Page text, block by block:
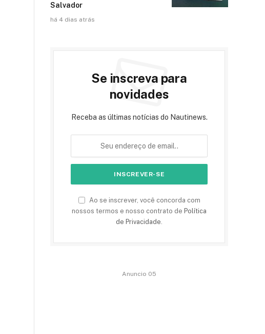
Salvador
há 4 dias atrás
Se inscreva para
novidades
Receba as últimas notícias do Nautinews.
Ao se inscrever, você concorda com
nossos termos e nosso contrato de Política
de Privacidade
Anuncio 05